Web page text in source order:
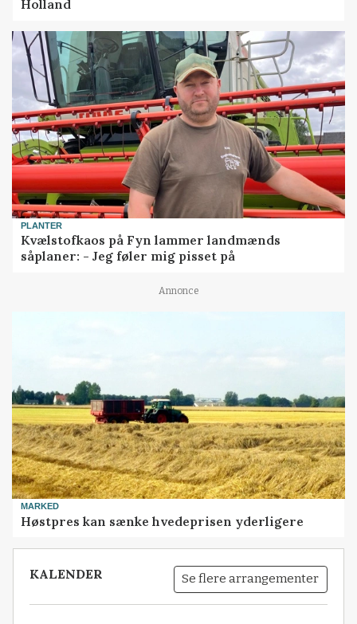
Holland
PLANTER
Kvælstofkaos på Fyn lammer landmænds
såplaner: - Jeg føler mig pisset på
Annonce
MARKED
Høstpres kan sænke hvedeprisen yderligere
KALENDER Se flere arrangementer